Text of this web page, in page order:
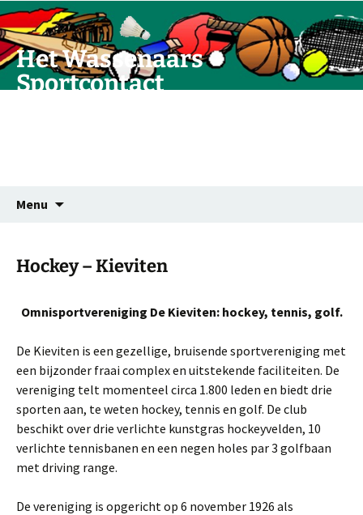
Ga
naar
de
inhoud
Het Wassenaars
Sportcontact
Menu
Hockey – Kieviten
Omnisportvereniging De Kieviten: hockey, tennis, golf.
De Kieviten is een gezellige, bruisende sportvereniging met
een bijzonder fraai complex en uitstekende faciliteiten. De
vereniging telt momenteel circa 1.800 leden en biedt drie
sporten aan, te weten hockey, tennis en golf. De club
beschikt over drie verlichte kunstgras hockeyvelden, 10
verlichte tennisbanen en een negen holes par 3 golfbaan
met driving range.
De vereniging is opgericht op 6 november 1926 als